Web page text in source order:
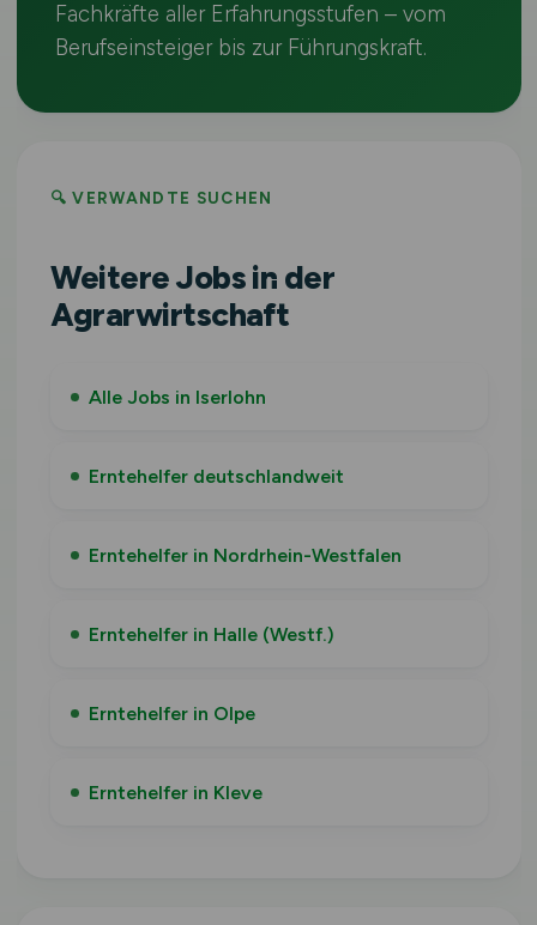
Fachkräfte aller Erfahrungsstufen – vom
Berufseinsteiger bis zur Führungskraft.
🔍 VERWANDTE SUCHEN
Weitere Jobs in der
Agrarwirtschaft
Alle Jobs in Iserlohn
Erntehelfer deutschlandweit
Erntehelfer in Nordrhein-Westfalen
Erntehelfer in Halle (Westf.)
Erntehelfer in Olpe
Erntehelfer in Kleve